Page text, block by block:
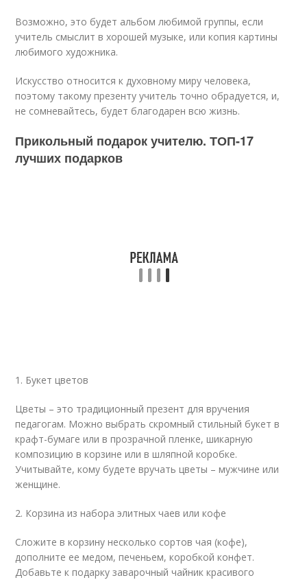
Возможно, это будет альбом любимой группы, если
учитель смыслит в хорошей музыке, или копия картины
любимого художника.
Искусство относится к духовному миру человека,
поэтому такому презенту учитель точно обрадуется, и,
не сомневайтесь, будет благодарен всю жизнь.
Прикольный подарок учителю. ТОП-17
лучших подарков
1. Букет цветов
Цветы – это традиционный презент для вручения
педагогам. Можно выбрать скромный стильный букет в
крафт-бумаге или в прозрачной пленке, шикарную
композицию в корзине или в шляпной коробке.
Учитывайте, кому будете вручать цветы – мужчине или
женщине.
2. Корзина из набора элитных чаев или кофе
Сложите в корзину несколько сортов чая (кофе),
дополните ее медом, печеньем, коробкой конфет.
Добавьте к подарку заварочный чайник красивого